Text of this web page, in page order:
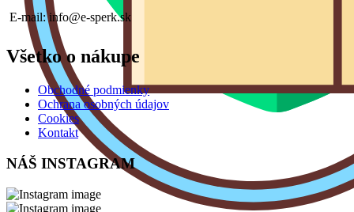
E-mail: info@e-sperk.sk
Všetko o nákupe
Obchodné podmienky
Ochrana osobných údajov
Cookies
Kontakt
NÁŠ INSTAGRAM